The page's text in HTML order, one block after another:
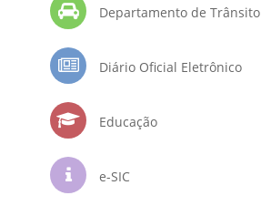
Departamento de Trânsito
Diário Oficial Eletrônico
Educação
e-SIC